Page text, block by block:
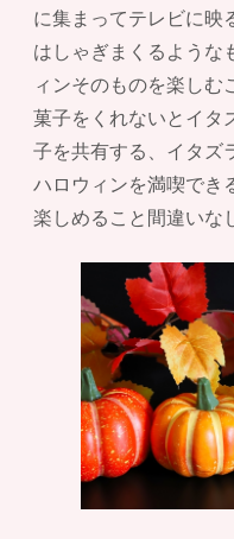
に集まってテレビに映
はしゃぎまくるような
ィンそのものを楽しむ
菓子をくれないとイタ
子を共有する、イタズ
ハロウィンを満喫でき
楽しめること間違いな